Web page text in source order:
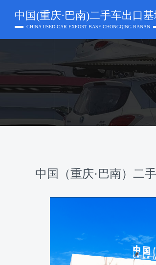
中国(重庆·巴南)二手车出口
CHINA USED CAR EXPORT BASE CHONGQING BANAN
中国（重庆·巴南）二